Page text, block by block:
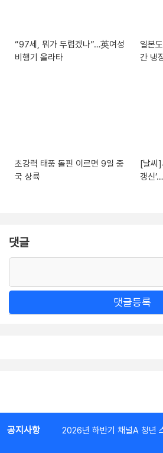
“97세, 뭐가 두렵겠나”…英여성
비행기 올라타
일본
간 냉
초강력 태풍 돌핀 이르면 9일 중
국 상륙
[날씨]
갱신
댓글
댓글등록
공지사항 2026년 하반기 채널A 청년